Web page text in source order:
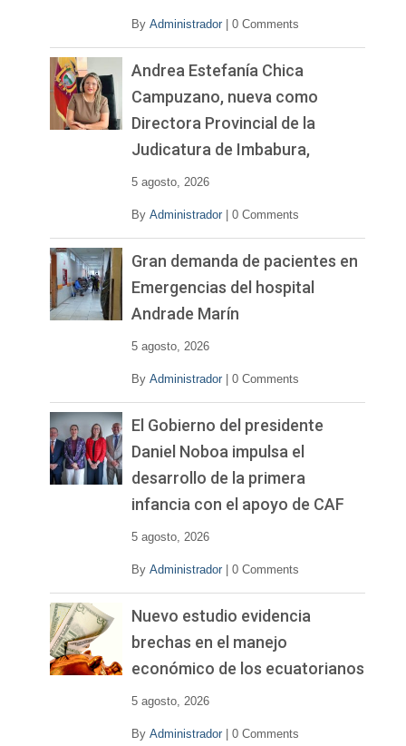
By Administrador 0 Comments
Andrea Estefanía Chica
Campuzano, nueva como
Directora Provincial de la
Judicatura de Imbabura,
5 agosto, 2026
By Administrador 0 Comments
Gran demanda de pacientes en
Emergencias del hospital
Andrade Marín
5 agosto, 2026
By Administrador 0 Comments
El Gobierno del presidente
Daniel Noboa impulsa el
desarrollo de la primera
infancia con el apoyo de CAF
5 agosto, 2026
By Administrador 0 Comments
Nuevo estudio evidencia
brechas en el manejo
económico de los ecuatorianos
5 agosto, 2026
By Administrador 0 Comments